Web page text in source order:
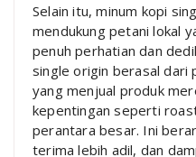
Selain itu, minum kopi
mendukung petani lokal
penuh perhatian dan
single origin berasal dari
yang menjual produk
kepentingan seperti
perantara besar. Ini
terima lebih adil, dan